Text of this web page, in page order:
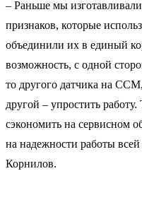
– Раньше мы
признаков, которые
объединили их в единый
возможность, с одной
то другого датчика на
другой – упростить
сэкономить на сервисном
на надежности работы
Корнилов.